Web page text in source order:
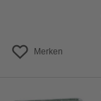
Merken